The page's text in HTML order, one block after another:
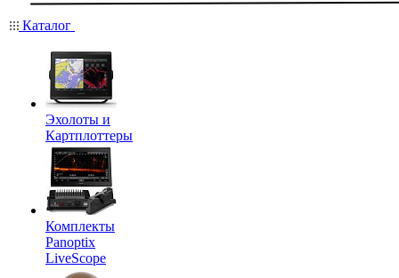
Каталог
Эхолоты и
Картплоттеры
Комплекты
Panoptix
LiveScope